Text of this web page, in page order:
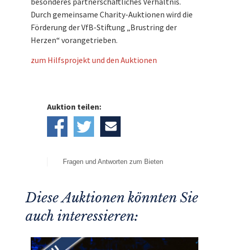
Durch gemeinsame Charity-Auktionen wird die
Förderung der VfB-Stiftung „Brustring der
Herzen“ vorangetrieben.
zum Hilfsprojekt und den Auktionen
Auktion teilen:
Fragen und Antworten zum Bieten
Diese Auktionen könnten Sie
auch interessieren: